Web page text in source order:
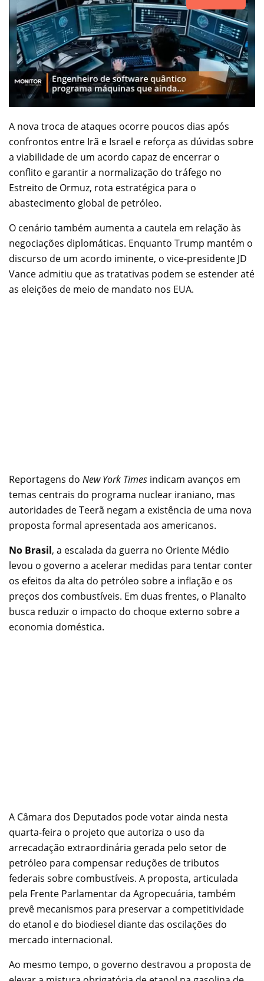
A nova troca de ataques ocorre poucos dias após
confrontos entre Irã e Israel e reforça as dúvidas sobre
a viabilidade de um acordo capaz de encerrar o
conflito e garantir a normalização do tráfego no
Estreito de Ormuz, rota estratégica para o
abastecimento global de petróleo.
O cenário também aumenta a cautela em relação às
negociações diplomáticas. Enquanto Trump mantém o
discurso de um acordo iminente, o vice-presidente JD
Vance admitiu que as tratativas podem se estender até
as eleições de meio de mandato nos EUA.
Reportagens do New York Times indicam avanços em
temas centrais do programa nuclear iraniano, mas
autoridades de Teerã negam a existência de uma nova
proposta formal apresentada aos americanos.
No Brasil, a escalada da guerra no Oriente Médio
levou o governo a acelerar medidas para tentar conter
os efeitos da alta do petróleo sobre a inflação e os
preços dos combustíveis. Em duas frentes, o Planalto
busca reduzir o impacto do choque externo sobre a
economia doméstica.
A Câmara dos Deputados pode votar ainda nesta
quarta-feira o projeto que autoriza o uso da
arrecadação extraordinária gerada pelo setor de
petróleo para compensar reduções de tributos
federais sobre combustíveis. A proposta, articulada
pela Frente Parlamentar da Agropecuária, também
prevê mecanismos para preservar a competitividade
do etanol e do biodiesel diante das oscilações do
mercado internacional.
Ao mesmo tempo, o governo destravou a proposta de